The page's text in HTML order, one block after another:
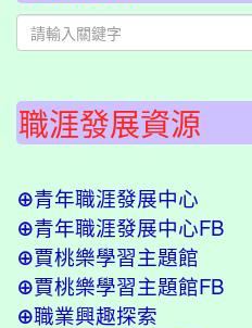
職涯發展資源
⊕青年職涯發展中心
⊕青年職涯發展中心FB
⊕賈桃樂學習主題館
⊕賈桃樂學習主題館FB
⊕職業興趣探索